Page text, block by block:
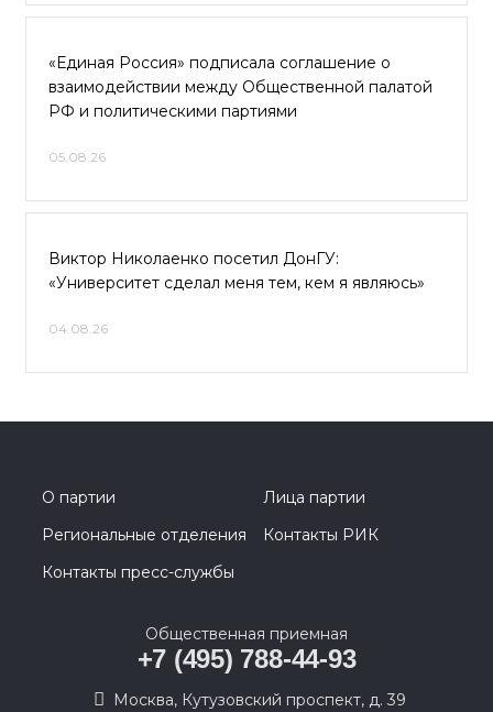
«Единая Россия» подписала соглашение о
взаимодействии между Общественной палатой
РФ и политическими партиями
05.08.26
Виктор Николаенко посетил ДонГУ:
«Университет сделал меня тем, кем я являюсь»
04.08.26
О партии
Лица партии
Региональные отделения
Контакты РИК
Контакты пресс-службы
Общественная приемная
+7 (495) 788-44-93
Москва, Кутузовский проспект, д. 39